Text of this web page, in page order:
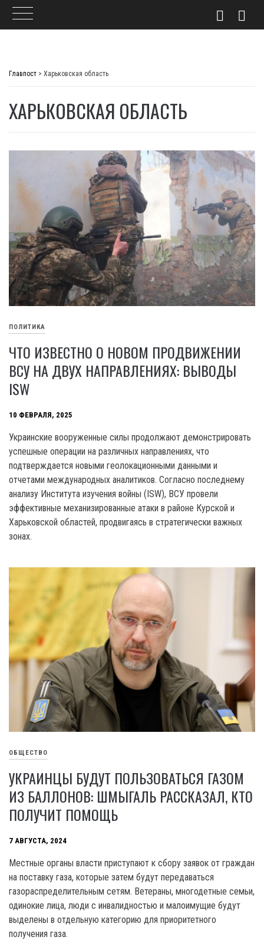
Главпост > Харьковская область
ХАРЬКОВСКАЯ ОБЛАСТЬ
ПОЛИТИКА
ЧТО ИЗВЕСТНО О НОВОМ ПРОДВИЖЕНИИ
ВСУ НА ДВУХ НАПРАВЛЕНИЯХ: ВЫВОДЫ
ISW
10 ФЕВРАЛЯ, 2025
Украинские вооруженные силы продолжают демонстрировать
успешные операции на различных направлениях, что
подтверждается новыми геолокационными данными и
отчетами международных аналитиков. Согласно последнему
анализу Института изучения войны (ISW), ВСУ провели
эффективные механизированные атаки в районе Курской и
Харьковской областей, продвигаясь в стратегически важных
зонах.
ОБЩЕСТВО
УКРАИНЦЫ БУДУТ ПОЛЬЗОВАТЬСЯ ГАЗОМ
ИЗ БАЛЛОНОВ: ШМЫГАЛЬ РАССКАЗАЛ, КТО
ПОЛУЧИТ ПОМОЩЬ
7 АВГУСТА, 2024
Местные органы власти приступают к сбору заявок от граждан
на поставку газа, которые затем будут передаваться
газораспределительным сетям. Ветераны, многодетные семьи,
одинокие лица, люди с инвалидностью и малоимущие будут
выделены в отдельную категорию для приоритетного
получения газа.